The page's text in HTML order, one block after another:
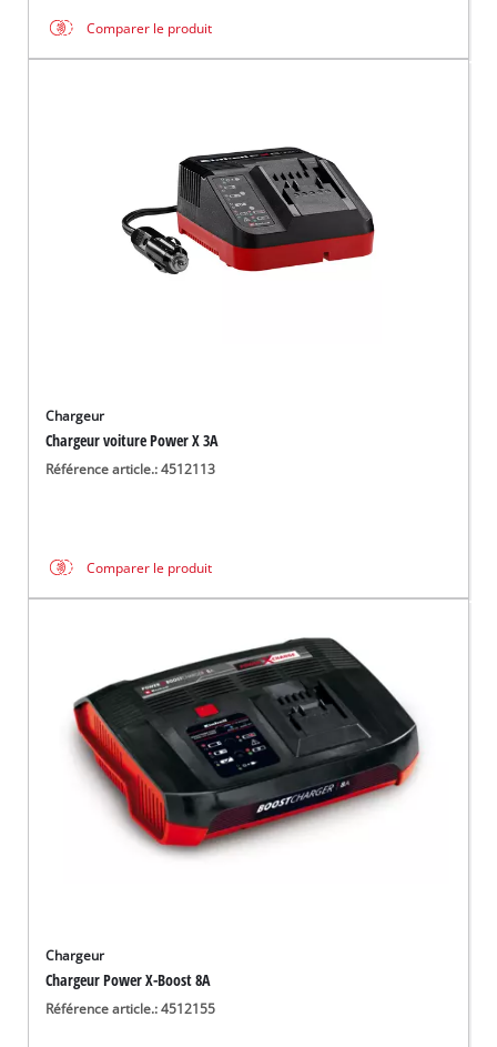
Comparer le produit
Chargeur
Chargeur voiture Power X 3A
Référence article.: 4512113
Comparer le produit
Chargeur
Chargeur Power X-Boost 8A
Référence article.: 4512155